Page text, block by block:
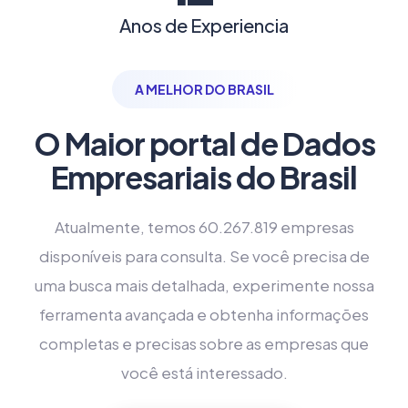
Anos de Experiencia
A MELHOR DO BRASIL
O Maior portal de Dados
Empresariais do Brasil
Atualmente, temos 60.267.819 empresas
disponíveis para consulta. Se você precisa de
uma busca mais detalhada, experimente nossa
ferramenta avançada e obtenha informações
completas e precisas sobre as empresas que
você está interessado.